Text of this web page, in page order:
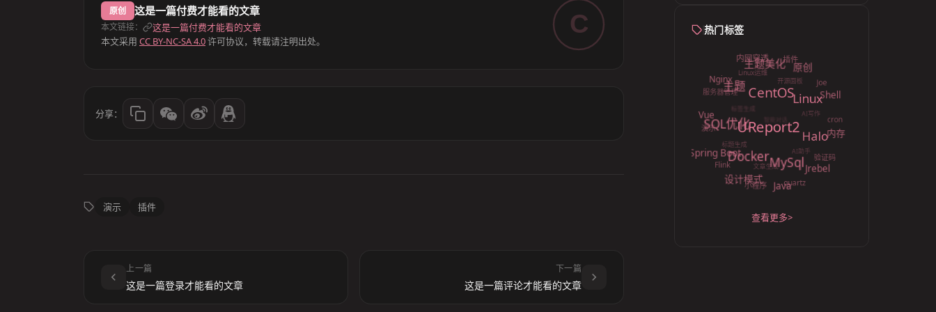
原创 这是一篇付费才能看的文章
本文链接：
这是一篇付费才能看的文章
本文采用 CC BY-NC-SA 4.0许可协议，转载请注明出处。
C
分享：
演示 插件
上一篇
这是一篇登录才能看的文章
下一篇
这是一篇评论才能看的文章
热门标签
标签生成
标题生成
文章生成
AI助手
AI写作
开源面板
Linux运维
服务器管理
演示
Flink
小程序 quartz
验证码
cron
Joe
插件
内网穿透
Nginx
Vue
Spring Boot
设计模式 Java
Jrebel
内存
Shell
原创
主题美化
主题
SQL优化
DockerMySql
Halo
Linux
CentOS
UReport2
查看更多>